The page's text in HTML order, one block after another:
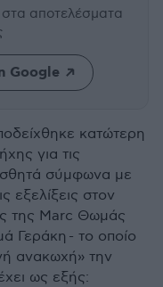
στα αποτελέσματα
Google
κατώτερη
για τις
σύμφωνα με
εξελίξεις στον
της Marc Θωμάς
Γεράκη - το οποίο
ανακωχή» την
ως εξής: